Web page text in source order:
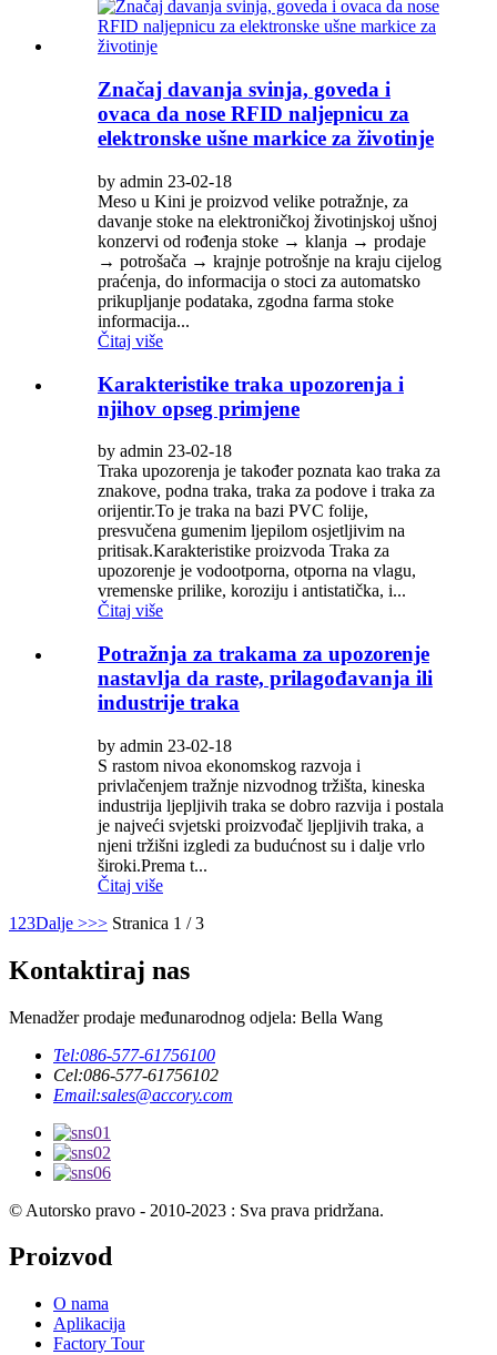
Značaj davanja svinja, goveda i
ovaca da nose RFID naljepnicu za
elektronske ušne markice za životinje
by admin 23-02-18
Meso u Kini je proizvod velike potražnje, za
davanje stoke na elektroničkoj životinjskoj ušnoj
konzervi od rođenja stoke → klanja → prodaje
→ potrošača → krajnje potrošnje na kraju cijelog
praćenja, do informacija o stoci za automatsko
prikupljanje podataka, zgodna farma stoke
informacija...
Čitaj više
Karakteristike traka upozorenja i
njihov opseg primjene
by admin 23-02-18
Traka upozorenja je također poznata kao traka za
znakove, podna traka, traka za podove i traka za
orijentir.To je traka na bazi PVC folije,
presvučena gumenim ljepilom osjetljivim na
pritisak.Karakteristike proizvoda Traka za
upozorenje je vodootporna, otporna na vlagu,
vremenske prilike, koroziju i antistatička, i...
Čitaj više
Potražnja za trakama za upozorenje
nastavlja da raste, prilagođavanja ili
industrije traka
by admin 23-02-18
S rastom nivoa ekonomskog razvoja i
privlačenjem tražnje nizvodnog tržišta, kineska
industrija ljepljivih traka se dobro razvija i postala
je najveći svjetski proizvođač ljepljivih traka, a
njeni tržišni izgledi za budućnost su i dalje vrlo
široki.Prema t...
Čitaj više
1 23Dalje >>> Stranica 1 / 3
Kontaktiraj nas
Menadžer prodaje međunarodnog odjela: Bella Wang
Tel:086-577-61756100
Cel:086-577-61756102
Email:sales@accory.com
© Autorsko pravo - 2010-2023 : Sva prava pridržana.
Proizvod
O nama
Aplikacija
Factory Tour